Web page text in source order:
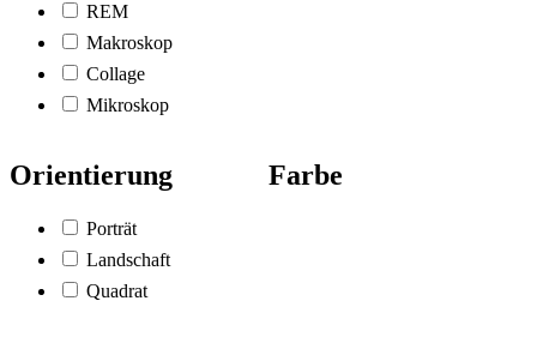
REM
Makroskop
Collage
Mikroskop
Orientierung
Porträt
Landschaft
Quadrat
Farbe